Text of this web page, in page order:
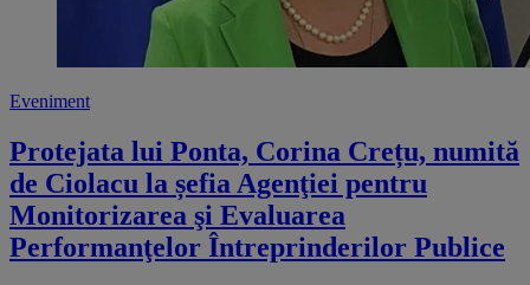
Eveniment
Protejata lui Ponta, Corina Crețu, numită
de Ciolacu la șefia Agenţiei pentru
Monitorizarea şi Evaluarea
Performanţelor Întreprinderilor Publice